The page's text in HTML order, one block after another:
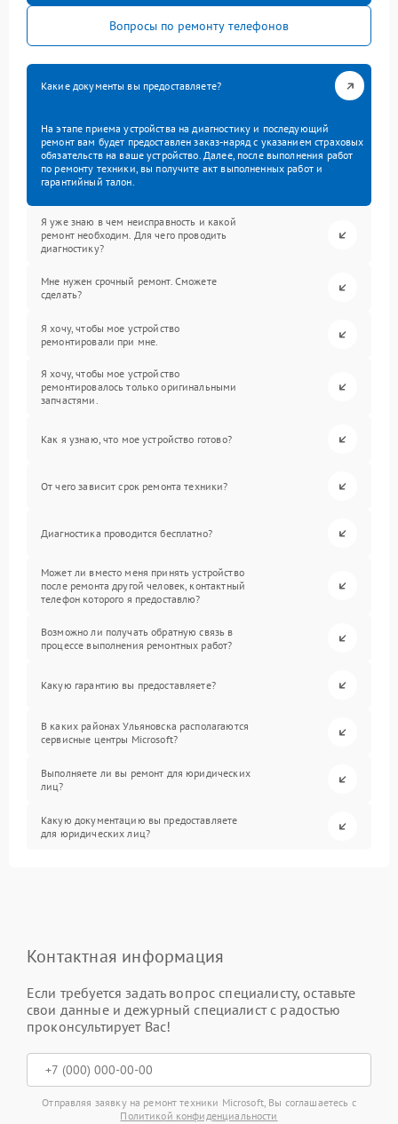
Вопросы по ремонту телефонов
Какие документы вы предоставляете?
На этапе приема устройства на диагностику и последующий
ремонт вам будет предоставлен заказ-наряд с указанием страховых
обязательств на ваше устройство. Далее, после выполнения работ
по ремонту техники, вы получите акт выполненных работ и
гарантийный талон.
Я уже знаю в чем неисправность и какой
ремонт необходим. Для чего проводить
диагностику?
Мне нужен срочный ремонт. Сможете
сделать?
Я хочу, чтобы мое устройство
ремонтировали при мне.
Я хочу, чтобы мое устройство
ремонтировалось только оригинальными
запчастями.
Как я узнаю, что мое устройство готово?
От чего зависит срок ремонта техники?
Диагностика проводится бесплатно?
Может ли вместо меня принять устройство
после ремонта другой человек, контактный
телефон которого я предоставлю?
Возможно ли получать обратную связь в
процессе выполнения ремонтных работ?
Какую гарантию вы предоставляете?
В каких районах Ульяновска располагаются
сервисные центры Microsoft?
Выполняете ли вы ремонт для юридических
лиц?
Какую документацию вы предоставляете
для юридических лиц?
Контактная информация
Если требуется задать вопрос специалисту, оставьте
свои данные и дежурный специалист с радостью
проконсультирует Вас!
Отправляя заявку на ремонт техники Microsoft, Вы соглашаетесь с
Политикой конфиденциальности